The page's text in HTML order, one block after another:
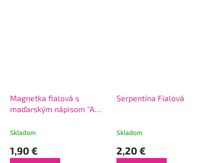
Magnetka fialová s
maďarským nápisom "A
Skladom
1,90 €
Serpentína Fialová
Skladom
2,20 €